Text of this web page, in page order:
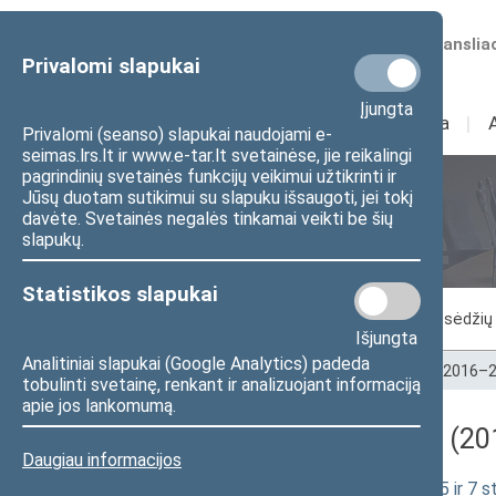
Privalomi slapukai
Įjungta
Privalomi (seanso) slapukai naudojami e-
seimas.lrs.lt ir www.e-tar.lt svetainėse, jie reikalingi
pagrindinių svetainės funkcijų veikimui užtikrinti ir
Jūsų duotam sutikimui su slapuku išsaugoti, jei tokį
davėte. Svetainės negalės tinkamai veikti be šių
slapukų.
Statistikos slapukai
Išjungta
Analitiniai slapukai (Google Analytics) padeda
tobulinti svetainę, renkant ir analizuojant informaciją
apie jos lankomumą.
Daugiau informacijos
Numatomos
Sudėtis Veikla I
Seimo posėdžiai
Posėdžiai
Pradžia>Seimo posėdžiai>Kadencijos
Darbotvarkės klausimas
Biudžeto sandaros įstatymo Nr. I-430 5 ir